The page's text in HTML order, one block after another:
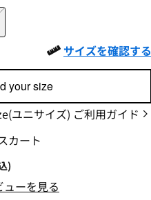
サイズを確認する
your size
ユニサイズ) ご利用ガイド
カート
)
ーを見る